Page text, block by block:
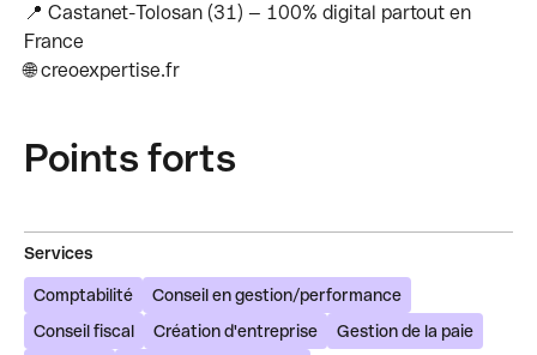
📍 Castanet-Tolosan (31) — 100% digital partout en
France
🌐 creoexpertise.fr
Points forts
Services
Comptabilité
Conseil en gestion/performance
Conseil fiscal
Création d'entreprise
Gestion de la paie